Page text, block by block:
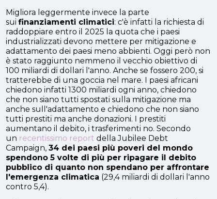
Migliora leggermente invece la parte
sui finanziamenti climatici: c'è infatti la richiesta di
raddoppiare entro il 2025 la quota che i paesi
industrializzati devono mettere per mitigazione e
adattamento dei paesi meno abbienti. Oggi però non
è stato raggiunto nemmeno il vecchio obiettivo di
100 miliardi di dollari l'anno. Anche se fossero 200, si
tratterebbe di una goccia nel mare. I paesi africani
chiedono infatti 1300 miliardi ogni anno, chiedono
che non siano tutti spostati sulla mitigazione ma
anche sull'adattamento e chiedono che non siano
tutti prestiti ma anche donazioni. I prestiti
aumentano il debito, i trasferimenti no. Secondo
un recentissimo report della Jubilee Debt
Campaign, 34 dei paesi più poveri del mondo
spendono 5 volte di più per ripagare il debito
pubblico di quanto non spendano per affrontare
l'emergenza climatica (29,4 miliardi di dollari l'anno
contro 5,4).